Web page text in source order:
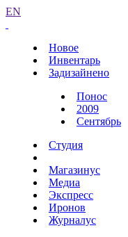
EN
Новое
Инвентарь
Задизайнено
Понос
2009
Сентябрь
Студия
Магазинус
Медиа
Экспресс
Иронов
Журналус